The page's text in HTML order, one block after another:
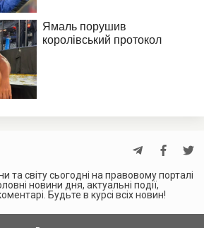
та світу сьогодні на правовому порталі
новини дня, актуальні події,
Будьте в курсі всіх новин!